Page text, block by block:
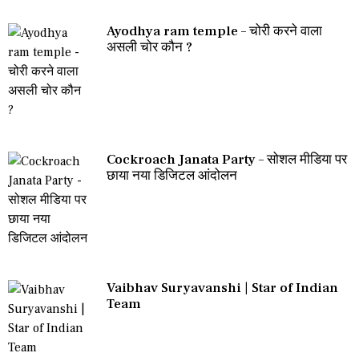
Ayodhya ram temple – चोरी करने वाला
असली चोर कौन ?
Cockroach Janata Party – सोशल मीडिया पर
छाया नया डिजिटल आंदोलन
Vaibhav Suryavanshi | Star of Indian
Team